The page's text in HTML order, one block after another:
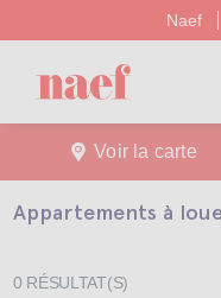
Naef
Voir la carte
Appartements à
0 RÉSULTAT(S)